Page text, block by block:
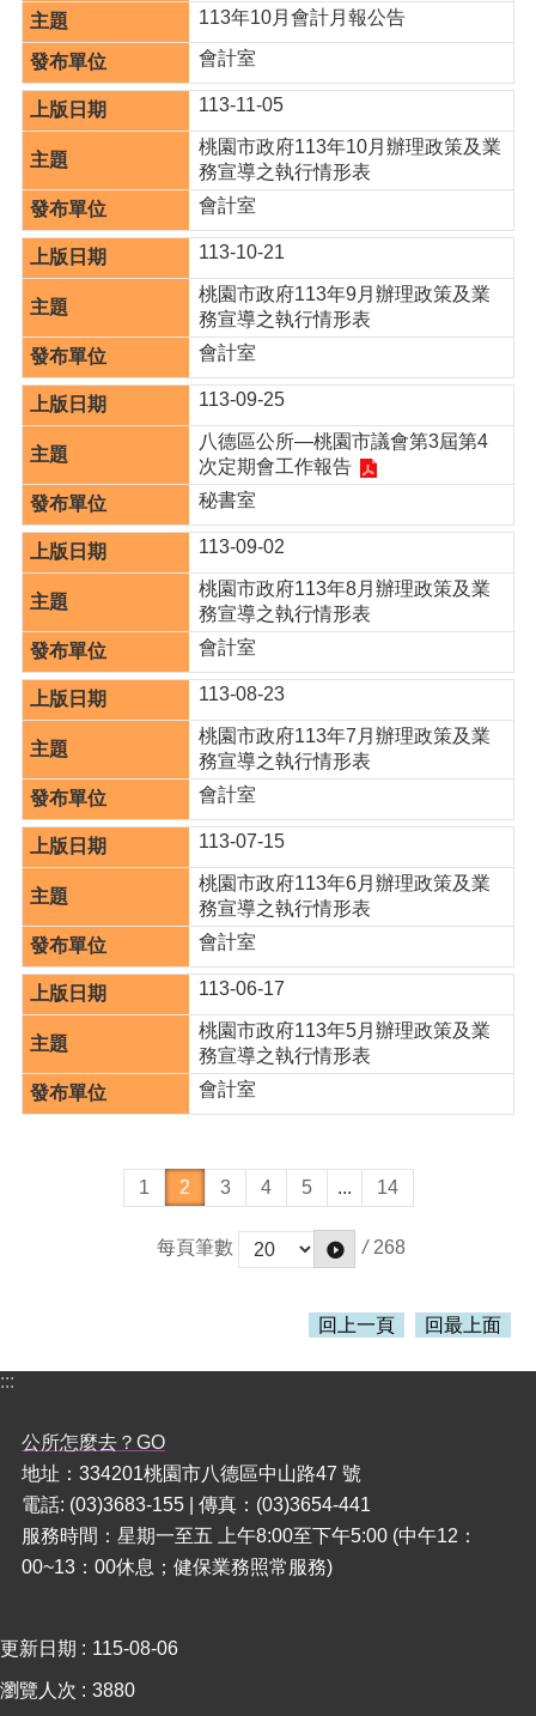
隱
私
權
政
策
政
府
網
站
資
料
開
放
宣
網
站
安
全
政
策
113年10月會計月報公告
會計室
113-11-05
桃園市政府113年10月辦理政策及業
務宣導之執行情形表
會計室
113-10-21
桃園市政府113年9月辦理政策及業
務宣導之執行情形表
會計室
113-09-25
八德區公所—桃園市議會第3屆第4
次定期會工作報告
秘書室
113-09-02
桃園市政府113年8月辦理政策及業
務宣導之執行情形表
會計室
113-08-23
桃園市政府113年7月辦理政策及業
務宣導之執行情形表
會計室
113-07-15
桃園市政府113年6月辦理政策及業
務宣導之執行情形表
會計室
113-06-17
桃園市政府113年5月辦理政策及業
務宣導之執行情形表
會計室
1 2 3 4 5 ... 14
每頁筆數 / 268
回上一頁 回最上面
:::
公所怎麼去？GO
地址：334201桃園市八德區中山路47 號
電話: (03)3683-155 | 傳真：(03)3654-441
服務時間：星期一至五 上午8:00至下午5:00 (中午12：
00~13：00休息；健保業務照常服務)
更新日期 115-08-06
瀏覽人次 3880